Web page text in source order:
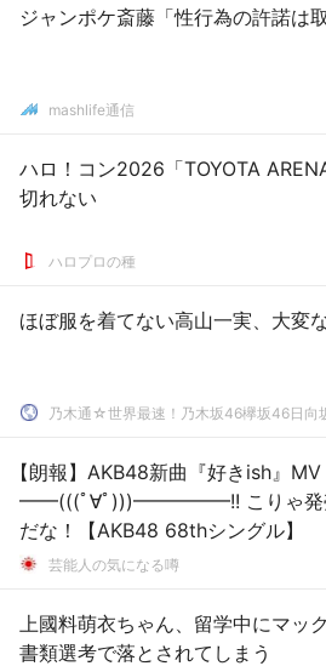
ジャンポケ斎藤「性行為の許諾は
mashlife通信
ハロ！コン2026「TOYOTA
切れない
ハロプロの種
ほぼ服を着てない高山一実、大変
乃木通☆世界最速！乃木坂46欅坂46日向
【朗報】AKB48新曲『好きish』
━━(((ﾟ∀ﾟ)))━━━━━!! こりゃ発売
だな！【AKB48 68thシングル】
芸能人の気になる噂
上國料萌衣ちゃん、留学中にマッ
書類選考で落とされてしまう